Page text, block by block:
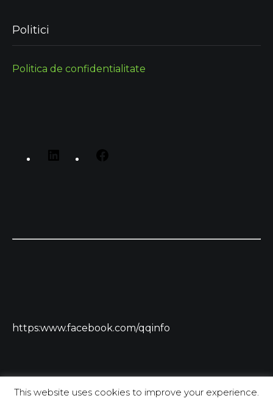
Politici
Politica de confidentialitate
https:www.facebook.com/qqinfo
This website uses cookies to improve your experience.